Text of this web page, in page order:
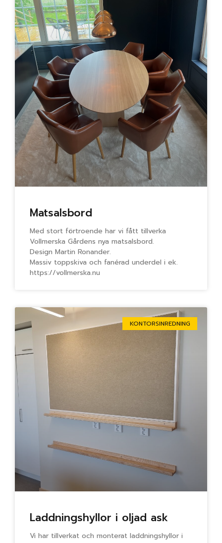
Matsalsbord
Med stort förtroende har vi fått tillverka
Vollmerska Gårdens nya matsalsbord.
Design Martin Ronander.
Massiv toppskiva och fanérad underdel i ek.
https://vollmerska.nu
KONTORSINREDNING
Laddningshyllor i oljad ask
Vi har tillverkat och monterat laddningshyllor i